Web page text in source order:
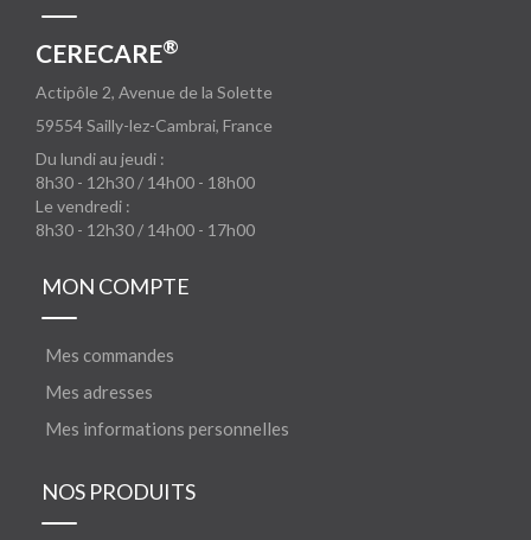
CERECARE®
Actipôle 2, Avenue de la Solette
59554Sailly-lez-Cambrai, France
Du lundi au jeudi :
8h30 - 12h30 / 14h00 - 18h00
Le vendredi :
8h30 - 12h30 / 14h00 - 17h00
MON COMPTE
Mes commandes
Mes adresses
Mes informations personnelles
NOS PRODUITS